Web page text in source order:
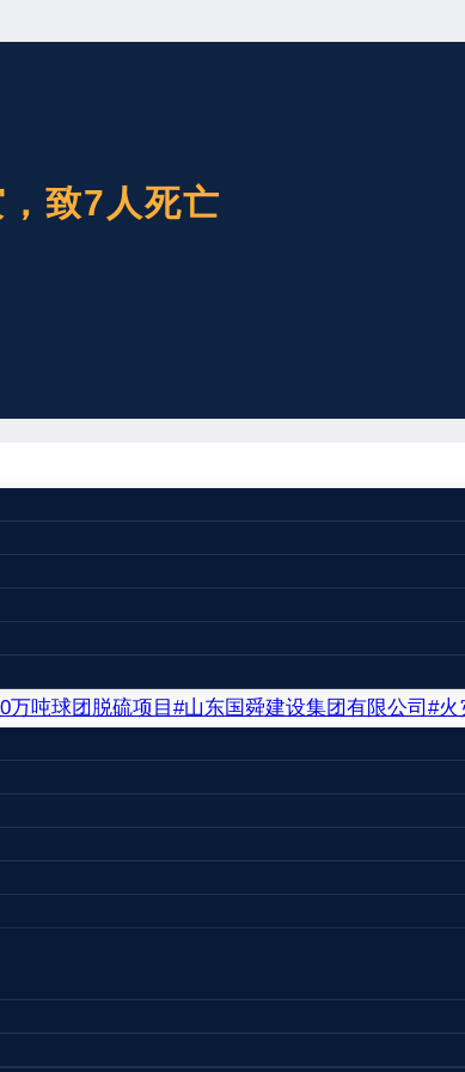
致7人死亡
东国舜建设集团有限公司负责建设运营的包钢
现场指挥开展救援及善后工作。
万吨球团脱硫项目#山东国舜建设集团有限公司 #火
防安全专业委员会主任，曾任江苏省扬州市宝应
安全生产行政执法等工作，王康律师十分熟悉
服务和有效应对方案。
罪等刑事案件中，有多例获得法院判决当事人无